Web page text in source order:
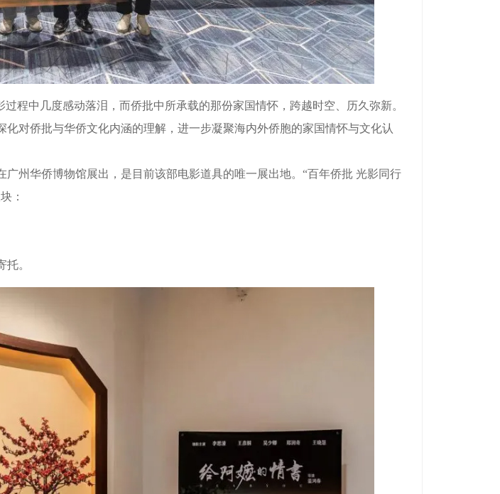
中几度感动落泪，而侨批中所承载的那份家国情怀，跨越时空、历久弥新。
对侨批与华侨文化内涵的理解，进一步凝聚海内外侨胞的家国情怀与文化认
华侨博物馆展出，是目前该部电影道具的唯一展出地。“百年侨批 光影同行
：
。